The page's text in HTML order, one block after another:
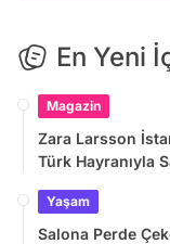
En Yeni
Magazin
Zara Larsson
Türk Hayranıyla
Yaşam
Salona Perde